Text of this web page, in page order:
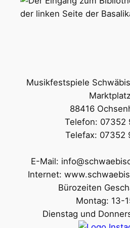
Musikfestspiele
88416
Telefon: 07352
Telefax: 07352
E-Mail:
Internet:
Bürozeiten
Montag: 13-
Dienstag und